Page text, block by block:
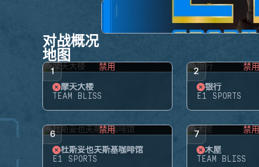
对战概况
地图
1 禁用
摩天大楼
TEAM BLISS
2 禁用
银行
E1 SPORTS
6 禁用
杜斯妥也夫斯基咖啡馆
E1 SPORTS
7 禁用
木屋
TEAM BLISS